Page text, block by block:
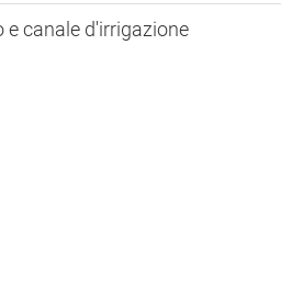
canale d'irrigazione